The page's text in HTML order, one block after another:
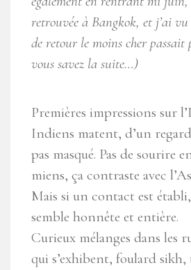
retrouvée à Bangkok, et j’ai
de retour le moins cher
vous savez la suite…)
Premières impressions sur
Indiens matent, d’un
pas masqué. Pas de sourire
miens, ça contraste avec
Mais si un contact est
semble honnête et entière.
Curieux mélanges dans les
qui s’exhibent, foulard sikh,